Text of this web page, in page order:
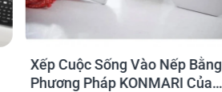
Xếp Cuộc Sống Vào Nếp Bằng
Phương Pháp KONMARI Của